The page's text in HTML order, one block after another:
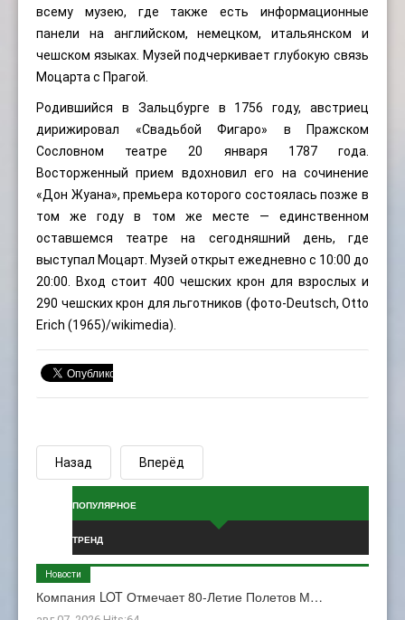
всему музею, где также есть информационные
панели на английском, немецком, итальянском и
чешском языках. Музей подчеркивает глубокую связь
Моцарта с Прагой.
Родившийся в Зальцбурге в 1756 году, австриец
дирижировал «Свадьбой Фигаро» в Пражском
Сословном театре 20 января 1787 года.
Восторженный прием вдохновил его на сочинение
«Дон Жуана», премьера которого состоялась позже в
том же году в том же месте — единственном
оставшемся театре на сегодняшний день, где
выступал Моцарт. Музей открыт ежедневно с 10:00 до
20:00. Вход стоит 400 чешских крон для взрослых и
290 чешских крон для льготников (фото-Deutsch, Otto
Erich (1965)/wikimedia).
Назад Вперёд
ПОПУЛЯРНОЕ
ТРЕНД
Компания LOT Отмечает 80-Летие Полетов М…
Новости